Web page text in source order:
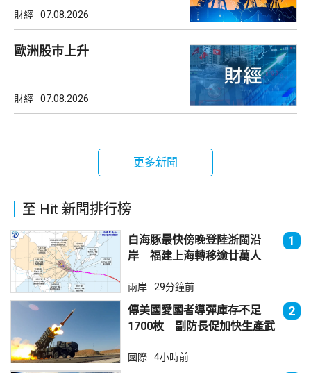
財經 07.08.2026
歐洲股巿上升
財經 07.08.2026
更多新聞
至 Hit 新聞排行榜
白海豚最快傍晚登陸浙閩沿
岸 福建上海轉移逾廿萬人
1
兩岸 29分鐘前
傳美國愛國者導彈庫存不足
1700枚 副防長促加快生產武
2
國際 4小時前